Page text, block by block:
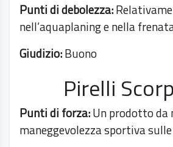
Punti di debolezza:
nell’aquaplaning e nella
Giudizio:Buono
Pirelli
Punti di forza:Un prodotto da
maneggevolezza sportiva